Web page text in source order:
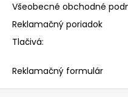
Všeobecné obchodné
Reklamačný poriadok
Tlačivá:
Reklamačný formulár